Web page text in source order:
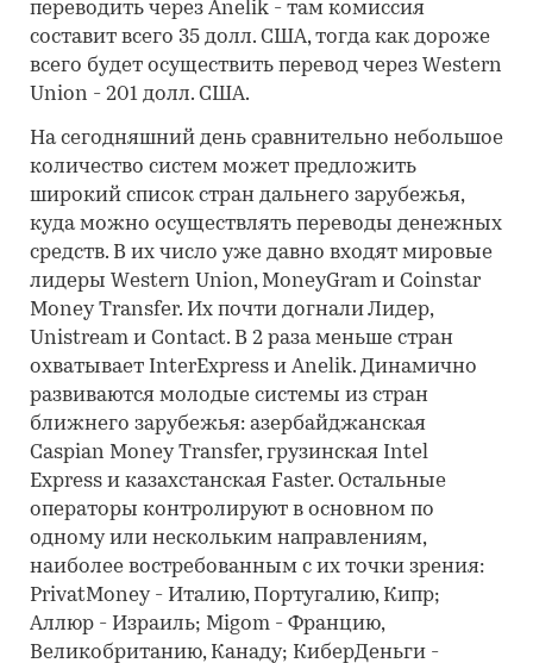
переводить через Anelik - там комиссия
составит всего 35 долл. США, тогда как дороже
всего будет осуществить перевод через Western
Union - 201 долл. США.
На сегодняшний день сравнительно небольшое
количество систем может предложить
широкий список стран дальнего зарубежья,
куда можно осуществлять переводы денежных
средств. В их число уже давно входят мировые
лидеры Western Union, MoneyGram и Coinstar
Money Transfer. Их почти догнали Лидер,
Unistream и Contact. В 2 раза меньше стран
охватывает InterExpress и Anelik. Динамично
развиваются молодые системы из стран
ближнего зарубежья: азербайджанская
Caspian Money Transfer, грузинская Intel
Express и казахстанская Faster. Остальные
операторы контролируют в основном по
одному или нескольким направлениям,
наиболее востребованным с их точки зрения:
PrivatMoney - Италию, Португалию, Кипр;
Аллюр - Израиль; Migom - Францию,
Великобританию, Канаду; КиберДеньги -